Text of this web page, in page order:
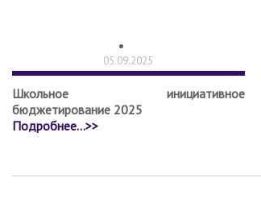
05.09.2025
Школьное инициативное
бюджетирование 2025
Подробнее...>>